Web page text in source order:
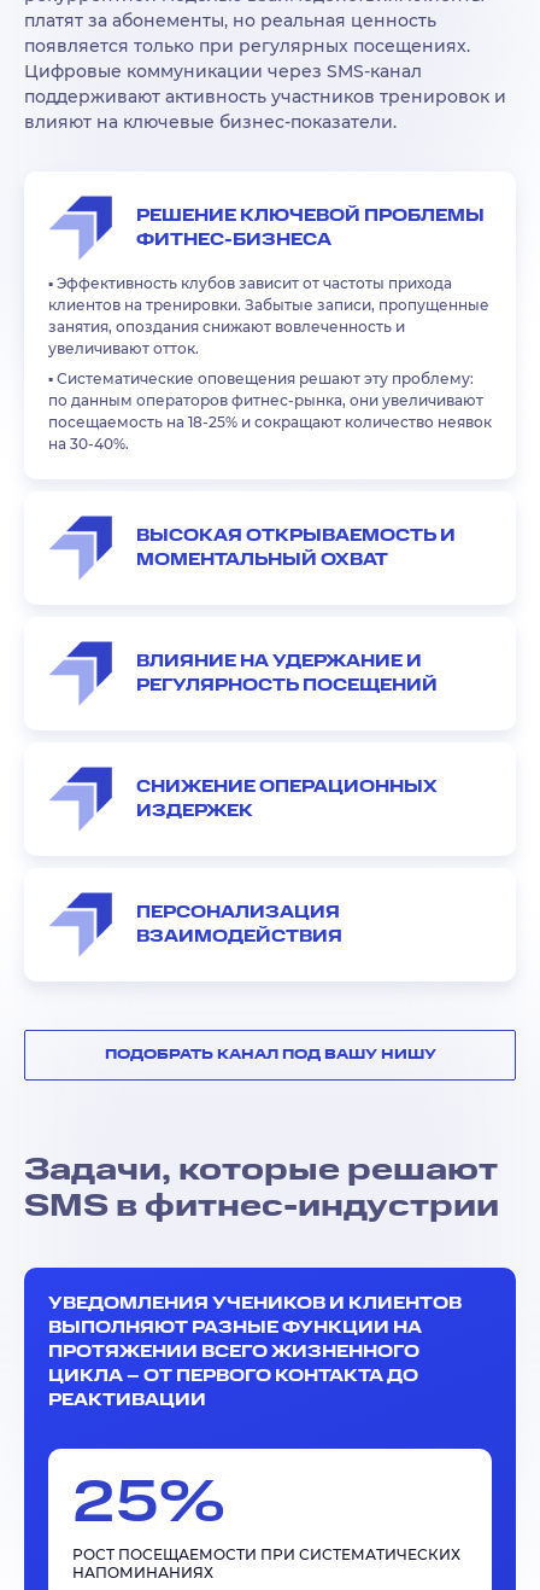
платят за абонементы, но реальная ценность
появляется только при регулярных посещениях.
Цифровые коммуникации через SMS-канал
поддерживают активность участников тренировок и
влияют на ключевые бизнес-показатели.
РЕШЕНИЕ КЛЮЧЕВОЙ ПРОБЛЕМЫ
ФИТНЕС-БИЗНЕСА
▪️ Эффективность клубов зависит от частоты прихода
клиентов на тренировки. Забытые записи, пропущенные
занятия, опоздания снижают вовлеченность и
увеличивают отток.
▪️ Систематические оповещения решают эту проблему:
по данным операторов фитнес-рынка, они увеличивают
посещаемость на 18-25% и сокращают количество неявок
на 30-40%.
ВЫСОКАЯ ОТКРЫВАЕМОСТЬ И
МОМЕНТАЛЬНЫЙ ОХВАТ
ВЛИЯНИЕ НА УДЕРЖАНИЕ И
РЕГУЛЯРНОСТЬ ПОСЕЩЕНИЙ
СНИЖЕНИЕ ОПЕРАЦИОННЫХ
ИЗДЕРЖЕК
ПЕРСОНАЛИЗАЦИЯ
ВЗАИМОДЕЙСТВИЯ
ПОДОБРАТЬ КАНАЛ ПОД ВАШУ НИШУ
Задачи, которые решают
SMS в фитнес-индустрии
УВЕДОМЛЕНИЯ УЧЕНИКОВ И КЛИЕНТОВ
ВЫПОЛНЯЮТ РАЗНЫЕ ФУНКЦИИ НА
ПРОТЯЖЕНИИ ВСЕГО ЖИЗНЕННОГО
ЦИКЛА – ОТ ПЕРВОГО КОНТАКТА ДО
РЕАКТИВАЦИИ
25%
РОСТ ПОСЕЩАЕМОСТИ ПРИ СИСТЕМАТИЧЕСКИХ
НАПОМИНАНИЯХ